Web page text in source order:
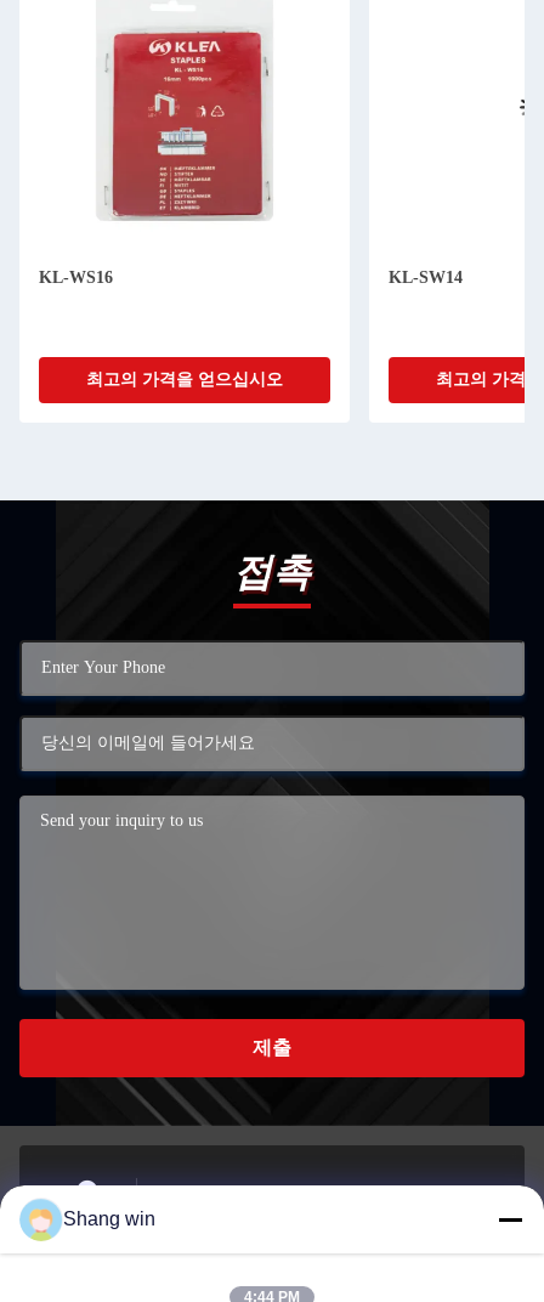
KL-WS16
최고의 가격을 얻으십시오
KL-SW14
최고의 가격
접촉
제출
주소
Shang win
4:44 PM